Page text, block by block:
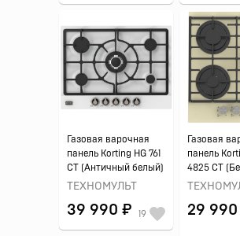
Газовая варочная
панель Korting HG 761
CT (Античный белый)
ТЕХНОМУЛЬТ
39 990 ₽ 19
Газовая
панель
4825 CT
29